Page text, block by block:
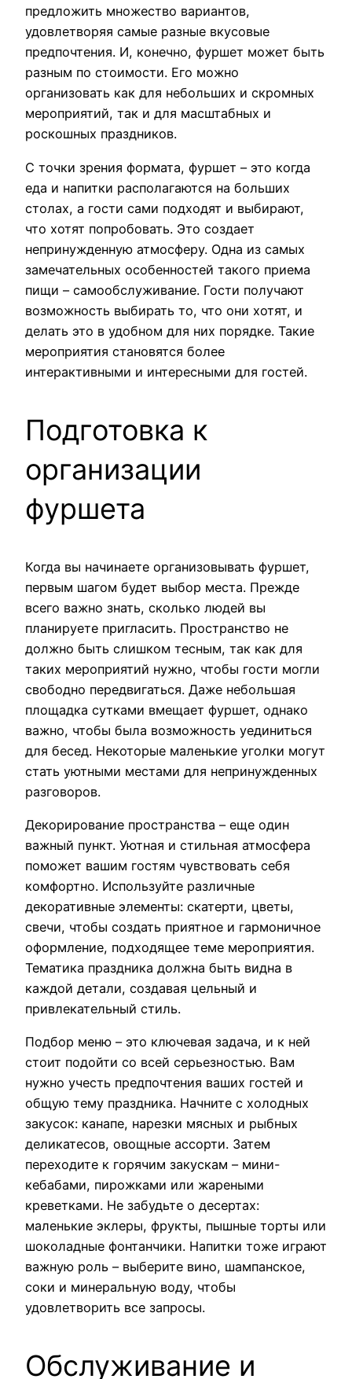
предложить множество вариантов,
удовлетворяя самые разные вкусовые
предпочтения. И, конечно, фуршет может быть
разным по стоимости. Его можно
организовать как для небольших и скромных
мероприятий, так и для масштабных и
роскошных праздников.
С точки зрения формата, фуршет – это когда
еда и напитки располагаются на больших
столах, а гости сами подходят и выбирают,
что хотят попробовать. Это создает
непринужденную атмосферу. Одна из самых
замечательных особенностей такого приема
пищи – самообслуживание. Гости получают
возможность выбирать то, что они хотят, и
делать это в удобном для них порядке. Такие
мероприятия становятся более
интерактивными и интересными для гостей.
Подготовка к
организации
фуршета
Когда вы начинаете организовывать фуршет,
первым шагом будет выбор места. Прежде
всего важно знать, сколько людей вы
планируете пригласить. Пространство не
должно быть слишком тесным, так как для
таких мероприятий нужно, чтобы гости могли
свободно передвигаться. Даже небольшая
площадка сутками вмещает фуршет, однако
важно, чтобы была возможность уединиться
для бесед. Некоторые маленькие уголки могут
стать уютными местами для непринужденных
разговоров.
Декорирование пространства – еще один
важный пункт. Уютная и стильная атмосфера
поможет вашим гостям чувствовать себя
комфортно. Используйте различные
декоративные элементы: скатерти, цветы,
свечи, чтобы создать приятное и гармоничное
оформление, подходящее теме мероприятия.
Тематика праздника должна быть видна в
каждой детали, создавая цельный и
привлекательный стиль.
Подбор меню – это ключевая задача, и к ней
стоит подойти со всей серьезностью. Вам
нужно учесть предпочтения ваших гостей и
общую тему праздника. Начните с холодных
закусок: канапе, нарезки мясных и рыбных
деликатесов, овощные ассорти. Затем
переходите к горячим закускам – мини-
кебабами, пирожками или жареными
креветками. Не забудьте о десертах:
маленькие эклеры, фрукты, пышные торты или
шоколадные фонтанчики. Напитки тоже играют
важную роль – выберите вино, шампанское,
соки и минеральную воду, чтобы
удовлетворить все запросы.
Обслуживание и